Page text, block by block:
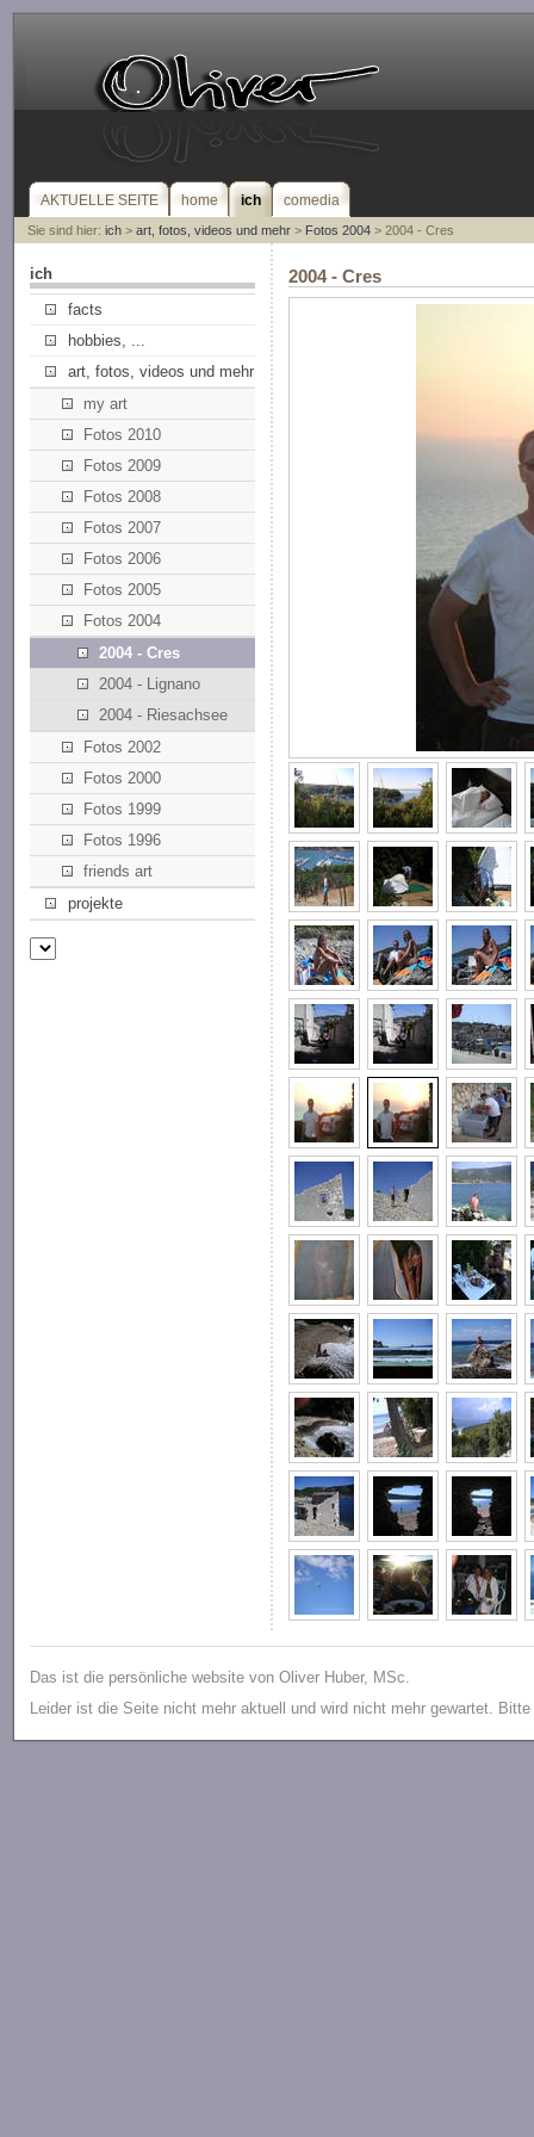
AKTUELLE SEITE home ich comedia
Sie sind hier: ich> art, fotos, videos und mehr> Fotos 2004> 2004 - Cres
ich
facts
hobbies, ...
art, fotos, videos und mehr
my art
Fotos 2010
Fotos 2009
Fotos 2008
Fotos 2007
Fotos 2006
Fotos 2005
Fotos 2004
2004 - Cres
2004 - Lignano
2004 - Riesachsee
Fotos 2002
Fotos 2000
Fotos 1999
Fotos 1996
friends art
projekte
2004 - Cres
Das ist die persönliche website von Oliver Huber, MSc.
Leider ist die Seite nicht mehr aktuell und wird nicht mehr gewartet.